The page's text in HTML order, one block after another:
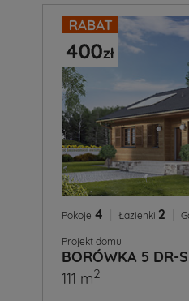
Pokoje 4 Łazienki 2
Projekt domu
BORÓWKA 5 DR-S
111 m2